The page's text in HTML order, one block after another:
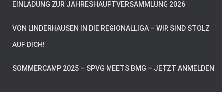
EINLADUNG ZUR JAHRESHAUPTVERSAMMLUNG 2026
VON LINDERHAUSEN IN DIE REGIONALLIGA – WIR SIND STOLZ
AUF DICH!
SOMMERCAMP 2025 – SPVG MEETS BMG – JETZT ANMELDEN